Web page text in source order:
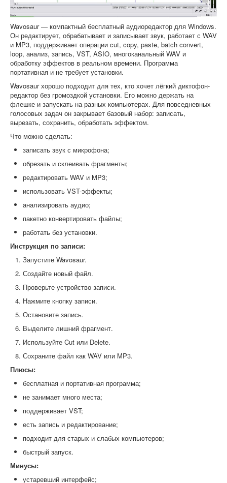
Wavosaur — компактный бесплатный аудиоредактор для Windows.
Он редактирует, обрабатывает и записывает звук, работает с WAV
и MP3, поддерживает операции cut, copy, paste, batch convert,
loop, анализ, запись, VST, ASIO, многоканальный WAV и
обработку эффектов в реальном времени. Программа
портативная и не требует установки.
Wavosaur хорошо подходит для тех, кто хочет лёгкий диктофон-
редактор без громоздкой установки. Его можно держать на
флешке и запускать на разных компьютерах. Для повседневных
голосовых задач он закрывает базовый набор: записать,
вырезать, сохранить, обработать эффектом.
Что можно сделать:
записать звук с микрофона;
обрезать и склеивать фрагменты;
редактировать WAV и MP3;
использовать VST-эффекты;
анализировать аудио;
пакетно конвертировать файлы;
работать без установки.
Инструкция по записи:
Запустите Wavosaur.
Создайте новый файл.
Проверьте устройство записи.
Нажмите кнопку записи.
Остановите запись.
Выделите лишний фрагмент.
Используйте Cut или Delete.
Сохраните файл как WAV или MP3.
Плюсы:
бесплатная и портативная программа;
не занимает много места;
поддерживает VST;
есть запись и редактирование;
подходит для старых и слабых компьютеров;
быстрый запуск.
Минусы:
устаревший интерфейс;